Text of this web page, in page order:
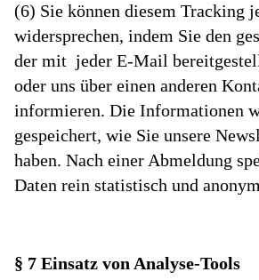
(6) Sie können diesem Tracking
widersprechen, indem Sie den
der mit jeder E-Mail
oder uns über einen anderen
informieren. Die Informationen
gespeichert, wie Sie unsere
haben. Nach einer Abmeldung
Daten rein statistisch und
§ 7 Einsatz von Analyse-Tools